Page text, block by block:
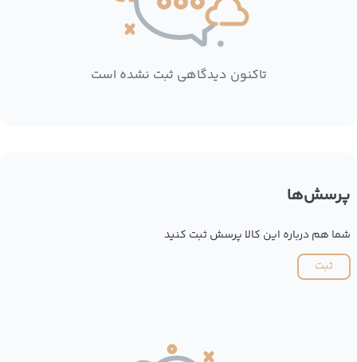
تاکنون دیدگاهی ثبت نشده است
پرسش‌ها
شما هم درباره این کالا پرسش ثبت کنید
ثبت